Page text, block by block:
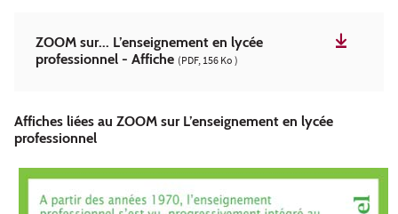
ZOOM sur... L’enseignement en lycée
professionnel - Affiche (PDF, 156 Ko )
Affiches liées au ZOOM sur L’enseignement en lycée
professionnel